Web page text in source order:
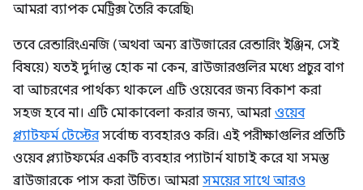
আমরা ব্যাপক মেট্রিক্স তৈরি করেছি৷
তবে রেন্ডারিংএনজি (অথবা অন্য ব্রাউজারের রেন্ডারিং ইঞ্জিন, সেই
বিষয়ে) যতই দুর্দান্ত হোক না কেন, ব্রাউজারগুলির মধ্যে প্রচুর বাগ
বা আচরণের পার্থক্য থাকলে এটি ওয়েবের জন্য বিকাশ করা
সহজ হবে না। এটি মোকাবেলা করার জন্য, আমরা ওয়েব
প্ল্যাটফর্ম টেস্টেরসর্বোচ্চ ব্যবহারও করি। এই পরীক্ষাগুলির প্রতিটি
ওয়েব প্ল্যাটফর্মের একটি ব্যবহার প্যাটার্ন যাচাই করে যা সমস্ত
ব্রাউজারকে পাস করা উচিত। আমরা সময়ের সাথে আরও